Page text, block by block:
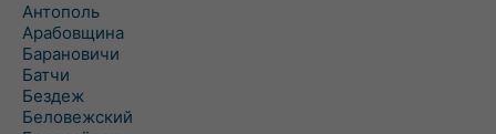
Антополь
Арабовщина
Барановичи
Батчи
Бездеж
Беловежский